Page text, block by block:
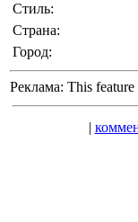
Стиль:
Страна:
Город:
Реклама: This
|